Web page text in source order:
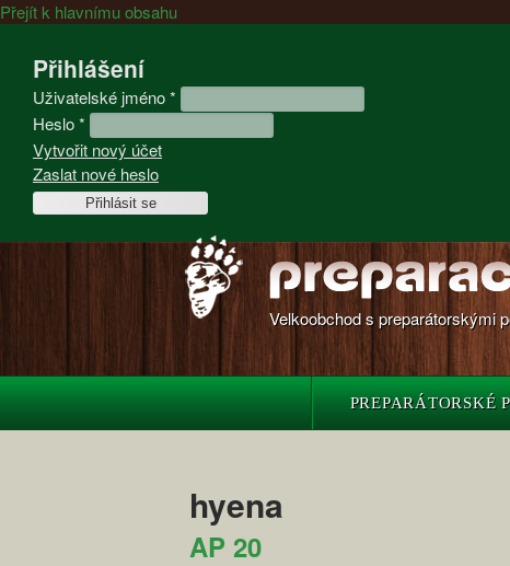
Přejít k hlavnímu obsahu
Přihlášení
Uživatelské jméno*
Heslo*
Vytvořit nový účet
Zaslat nové heslo
Velkoobchod s preparátorskými
PREPARÁTORSKÉ
hyena
AP 20